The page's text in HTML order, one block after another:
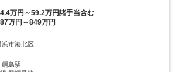
万円～59.2万円諸手当含む
万円～849万円
浜市港北区
綱島駅